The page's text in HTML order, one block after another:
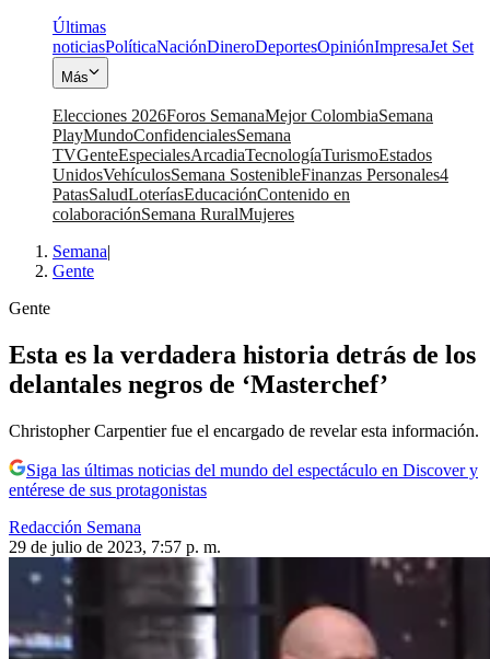
Últimas
noticiasPolíticaNaciónDineroDeportesOpiniónImpresaJet Set
Más
Elecciones 2026Foros SemanaMejor ColombiaSemana
PlayMundoConfidencialesSemana
TVGenteEspecialesArcadiaTecnologíaTurismoEstados
UnidosVehículosSemana SostenibleFinanzas Personales4
PatasSaludLoteríasEducaciónContenido en
colaboraciónSemana RuralMujeres
Semana|
Gente
Gente
Esta es la verdadera historia detrás de los
delantales negros de ‘Masterchef’
Christopher Carpentier fue el encargado de revelar esta información.
Siga las últimas noticias del mundo del espectáculo en Discover y
entérese de sus protagonistas
Redacción Semana
29 de julio de 2023, 7:57 p. m.